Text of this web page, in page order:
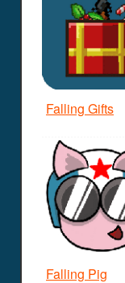
Falling Gifts
Falling Pig